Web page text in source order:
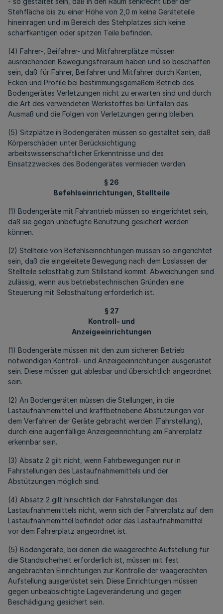
Stehfläche bis zu einer Höhe von 2,0 m keine Geräteteile
hineinragen und im Bereich des Stehplatzes sich keine
scharfkantigen oder spitzen Teile befinden.
(4) Fahrer-, Beifahrer- und Mitfahrerplätze müssen
ausreichenden Bewegungsfreiraum haben und so beschaffen
sein, daß für Fahrer, Beifahrer und Mitfahrer durch Kanten,
Ecken und Profile bei bestimmungsgemäßem Betrieb des
Bodengerätes Verletzungen nicht zu erwarten sind und durch
die Art des verwendeten Werkstoffes bei Unfällen das
Ausmaß und die Folgen von Verletzungen gering bleiben.
(5) Sitzplätze in Bodengeräten müssen so gestaltet sein, daß
Körperschäden unter Berücksichtigung
arbeitswissenschaftlicher Erkenntnisse und des
Einsatzzweckes des Bodengerätes vermieden werden.
§ 26
Befehlseinrichtungen, Stellteile
(1) Bodengeräte mit Fahrantrieb müssen so eingerichtet sein,
daß sie gegen unbefugte Benutzung gesichert werden
können.
(2) Stellteile von Befehlseinrichtungen müssen so eingerichtet
sein, daß die eingeleitete Bewegung nach dem Loslassen der
Stellteile selbsttätig zum Stillstand kommt. Abweichungen sind
zulässig, wenn aus betriebstechnischen Gründen eine
Steuerung mit Selbsthaltung erforderlich ist.
§ 27
Kontroll- und
Anzeigeeinrichtungen
(1) Bodengeräte müssen mit den zum sicheren Betrieb
notwendigen Kontroll- und Anzeigeeinrichtungen ausgerüstet
sein. Diese müssen gut ablesbar und übersichtlich angeordnet
sein.
(2) An Bodengeräten müssen die Stellungen, in die
Lastaufnahmemittel und kraftbetriebene Abstützungen vor
dem Verfahren der Geräte gebracht werden (Fahrstellung),
durch eine augenfällige Anzeigeeinrichtung am Fahrerplatz
erkennbar sein.
(3) Absatz 2 gilt nicht, wenn Fahrbewegungen nur in
Fahrstellungen des Lastaufnahmemittels und der
Abstützungen möglich sind.
(4) Absatz 2 gilt hinsichtlich der Fahrstellungen des
Lastaufnahmemittels nicht, wenn sich der Fahrerplatz auf dem
Lastaufnahmemittel befindet oder das Lastaufnahmemittel
vor dem Fahrerplatz angeordnet ist.
(5) Bodengeräte, bei denen die waagerechte Aufstellung für
die Standsicherheit erforderlich ist, müssen mit fest
angebrachten Einrichtungen zur Kontrolle der waagerechten
Aufstellung ausgerüstet sein. Diese Einrichtungen müssen
gegen unbeabsichtigte Lageveränderung und gegen
Beschädigung gesichert sein.